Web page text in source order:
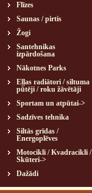
Flīzes
Saunas / pirtis
Žogi
Santehnikas
izpārdošana
Nākotnes Parks
Eļļas radiātori / siltuma
pūtēji / roku žāvētāji
Sportam un atpūtai->
Sadzīves tehnika
Siltās grīdas /
Energoplēves
Motocikli / Kvadracikli /
Skūteri->
Dažādi